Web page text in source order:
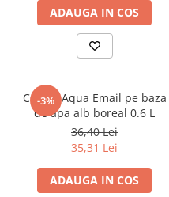
ADAUGA IN COS
-3%
CORAL Aqua Email pe baza
de apa alb boreal 0.6 L
36,40 Lei
35,31 Lei
ADAUGA IN COS